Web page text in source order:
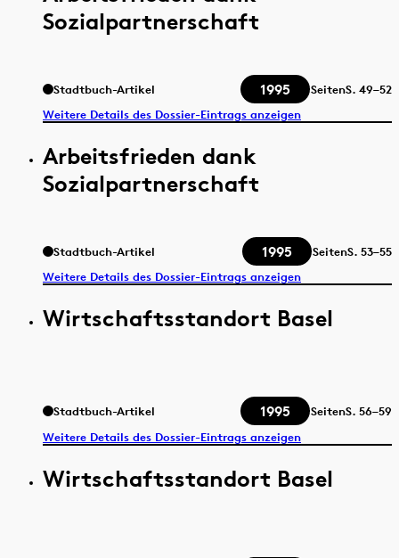
Sozialpartnerschaft
Stadtbuch-Artikel 1995 SeitenS. 49–52
Weitere Details des Dossier-Eintrags anzeigen
Arbeitsfrieden dank
Sozialpartnerschaft
Stadtbuch-Artikel 1995 SeitenS. 53–55
Weitere Details des Dossier-Eintrags anzeigen
Wirtschaftsstandort Basel
Stadtbuch-Artikel 1995 SeitenS. 56–59
Weitere Details des Dossier-Eintrags anzeigen
Wirtschaftsstandort Basel